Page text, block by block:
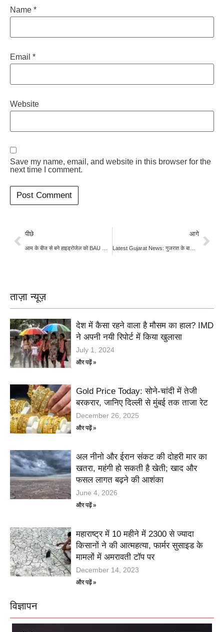
Name *
Email *
Website
Save my name, email, and website in this browser for the
next time I comment.
पीछे आगे
Latest Gujarat News: गुजरात के बाजारों में धनिये के दाम में उछाल, मांग बढ़ने से बढ़ी कीमतें
ताज़ा न्यूज़
देश में कैसा रहने वाला है मौसम का हाल? IMD
ने अपनी नयी रिपोर्ट में किया खुलासा
July 1, 2024
और पढ़ें »
Gold Price Today: सोने-चांदी में तेजी
बरकरार, जानिए दिल्ली से मुंबई तक ताजा रेट
December 26, 2025
और पढ़ें »
अल नीनो और ईरान संकट की दोहरी मार का
खतरा, महंगी हो सकती है खेती; खाद और
फसल लागत बढ़ने की आशंका
June 4, 2026
और पढ़ें »
महाराष्ट्र में 10 महीने में 2300 से ज्यादा
किसानों ने की आत्महत्या, फार्मर सुसाइड के
मामलों में अमरावती टॉप पर
December 14, 2023
और पढ़ें »
विज्ञापन